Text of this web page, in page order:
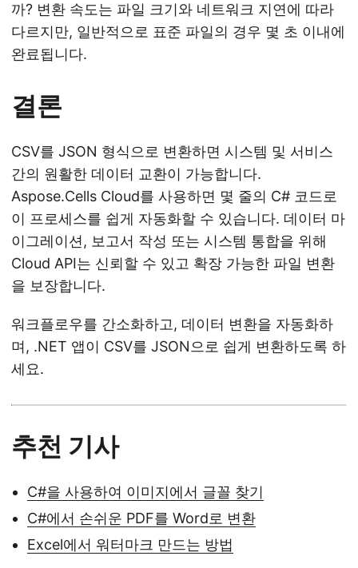
까? 변환 속도는 파일 크기와 네트워크 지연에 따라
다르지만, 일반적으로 표준 파일의 경우 몇 초 이내에
완료됩니다.
결론
CSV를 JSON 형식으로 변환하면 시스템 및 서비스
간의 원활한 데이터 교환이 가능합니다.
Aspose.Cells Cloud를 사용하면 몇 줄의 C# 코드로
이 프로세스를 쉽게 자동화할 수 있습니다. 데이터 마
이그레이션, 보고서 작성 또는 시스템 통합을 위해
Cloud API는 신뢰할 수 있고 확장 가능한 파일 변환
을 보장합니다.
워크플로우를 간소화하고, 데이터 변환을 자동화하
며, .NET 앱이 CSV를 JSON으로 쉽게 변환하도록 하
세요.
추천 기사
C#을 사용하여 이미지에서 글꼴 찾기
C#에서 손쉬운 PDF를 Word로 변환
Excel에서 워터마크 만드는 방법